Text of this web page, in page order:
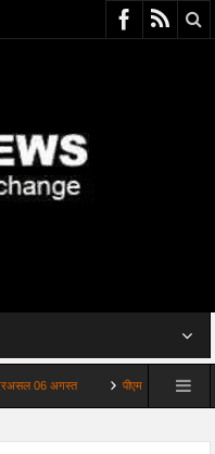
अगस्त पीएम मोदी की पोस्ट रोके जाने